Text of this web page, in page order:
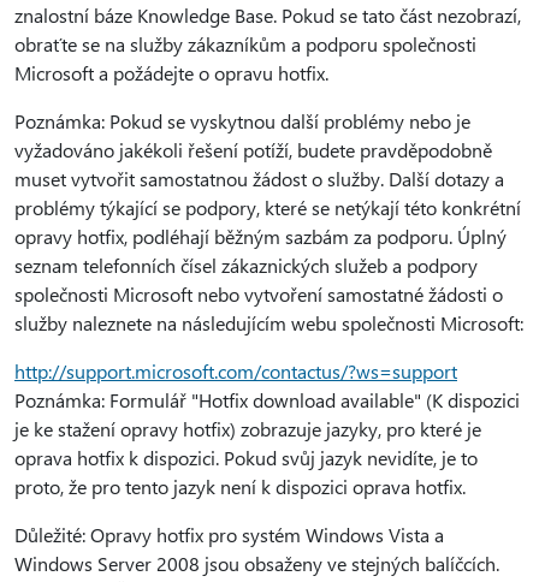
znalostní báze Knowledge Base. Pokud se tato část nezobrazí,
obraťte se na služby zákazníkům a podporu společnosti
Microsoft a požádejte o opravu hotfix.
Poznámka: Pokud se vyskytnou další problémy nebo je
vyžadováno jakékoli řešení potíží, budete pravděpodobně
muset vytvořit samostatnou žádost o služby. Další dotazy a
problémy týkající se podpory, které se netýkají této konkrétní
opravy hotfix, podléhají běžným sazbám za podporu. Úplný
seznam telefonních čísel zákaznických služeb a podpory
společnosti Microsoft nebo vytvoření samostatné žádosti o
služby naleznete na následujícím webu společnosti Microsoft:
http://support.microsoft.com/contactus/?ws=support
Poznámka: Formulář "Hotfix download available" (K dispozici
je ke stažení opravy hotfix) zobrazuje jazyky, pro které je
oprava hotfix k dispozici. Pokud svůj jazyk nevidíte, je to
proto, že pro tento jazyk není k dispozici oprava hotfix.
Důležité: Opravy hotfix pro systém Windows Vista a
Windows Server 2008 jsou obsaženy ve stejných balíčcích.